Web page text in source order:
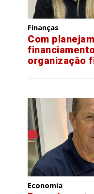
Finanças
Com
organização
Economia